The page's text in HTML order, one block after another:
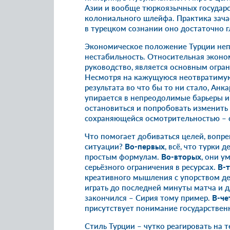
Азии и вообще тюркоязычных
колониального шлейфа. Практика
в турецком сознании оно достаточно
Экономическое положение Турции
нестабильность. Относительная
руководство, является основным
Несмотря на кажущуюся
результата во что бы то ни стало,
упирается в непреодолимые барьеры
остановиться и попробовать
сохраняющейся осмотрительностью –
Что помогает добиваться целей,
ситуации? Во-первых, всё, что турки
простым формулам. Во-вторых, они
серьёзного ограничения в ресурсах. В-
креативного мышления с упорством
играть до последней минуты матча и
закончился – Сирия тому пример. В-
присутствует понимание
Стиль Турции – чутко реагировать